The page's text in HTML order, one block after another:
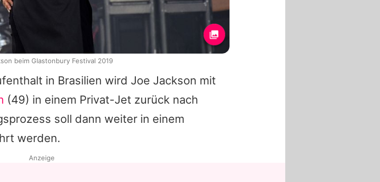
in Brasilien wird Joe Jackson mit
(49) in einem Privat-Jet zurück nach
soll dann weiter in einem
werden.
beim Glastonbury Festival 2019
Anzeige